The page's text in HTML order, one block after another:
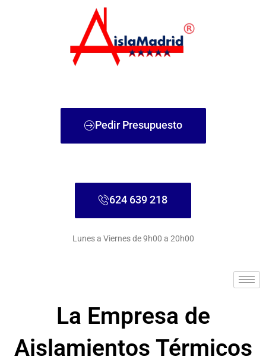
Pedir Presupuesto
624 639 218
Lunes a Viernes de 9h00 a 20h00
La Empresa de
Aislamientos Térmicos